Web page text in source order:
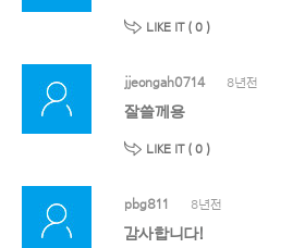
LIKE IT ( 0 )
jjeongah0714 8년전
잘쓸께용
LIKE IT ( 0 )
pbg811 8년전
감사합니다!